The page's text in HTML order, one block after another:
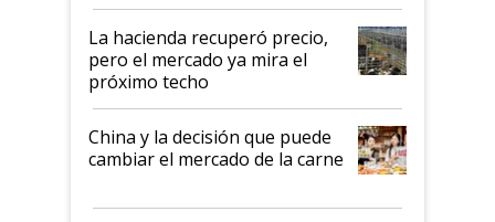
La hacienda recuperó precio,
pero el mercado ya mira el
próximo techo
China y la decisión que puede
cambiar el mercado de la carne